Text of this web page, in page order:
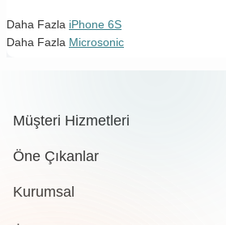
Daha Fazla iPhone 6S
Daha Fazla Microsonic
Müşteri Hizmetleri
Öne Çıkanlar
Kurumsal